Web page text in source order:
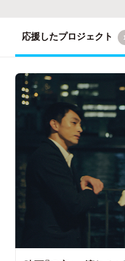
応援したプロジェクト 1